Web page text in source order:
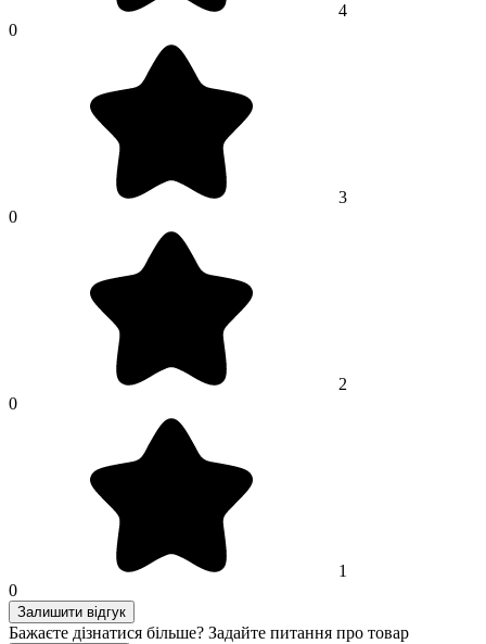
4
0
3
0
2
0
1
0
Залишити відгук
Бажаєте дізнатися більше? Задайте питання про товар